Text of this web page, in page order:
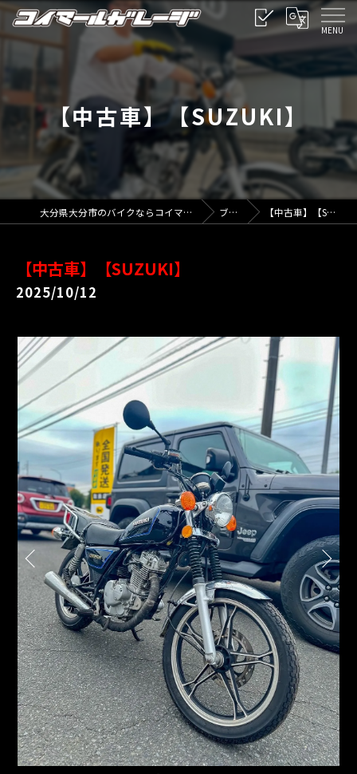
【中古車】【SUZUKI】
大分県大分市のバイクならコイマールガレージ ブログ 【中古車】【SUZUKI】
【中古車】【SUZUKI】
2025/10/12